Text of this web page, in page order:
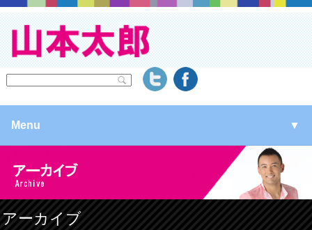
Menu ▼
▼
▼
アーカイブ